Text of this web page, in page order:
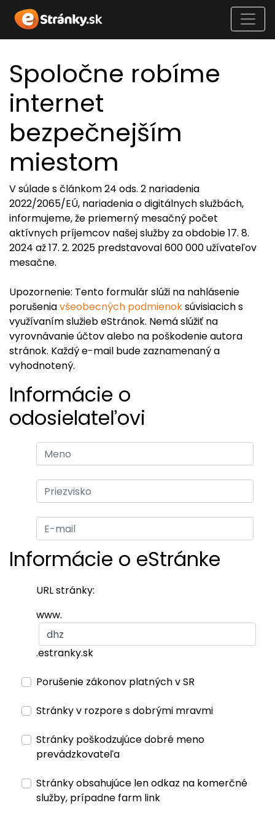
Spoločne robíme
internet
bezpečnejším
miestom
V súlade s článkom 24 ods. 2 nariadenia
2022/2065/EÚ, nariadenia o digitálnych službách,
informujeme, že priemerný mesačný počet
aktívnych príjemcov našej služby za obdobie 17. 8.
2024 až 17. 2. 2025 predstavoval 600 000 užívateľov
mesačne.
Upozornenie: Tento formulár slúži na nahlásenie
porušeniavšeobecných podmienoksúvisiacich s
využívaním služieb eStránok. Nemá slúžiť na
vyrovnávanie účtov alebo na poškodenie autora
stránok. Každý e-mail bude zaznamenaný a
vyhodnotený.
Informácie o
odosielateľovi
Informácie o eStránke
URL stránky:
www.
.estranky.sk
Porušenie zákonov platných v SR
Stránky v rozpore s dobrými mravmi
Stránky poškodzujúce dobré meno
prevádzkovateľa
Stránky obsahujúce len odkaz na komerčné
služby, prípadne farm link